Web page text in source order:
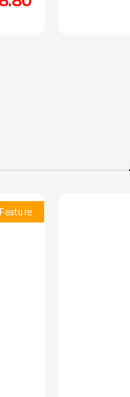
Feature